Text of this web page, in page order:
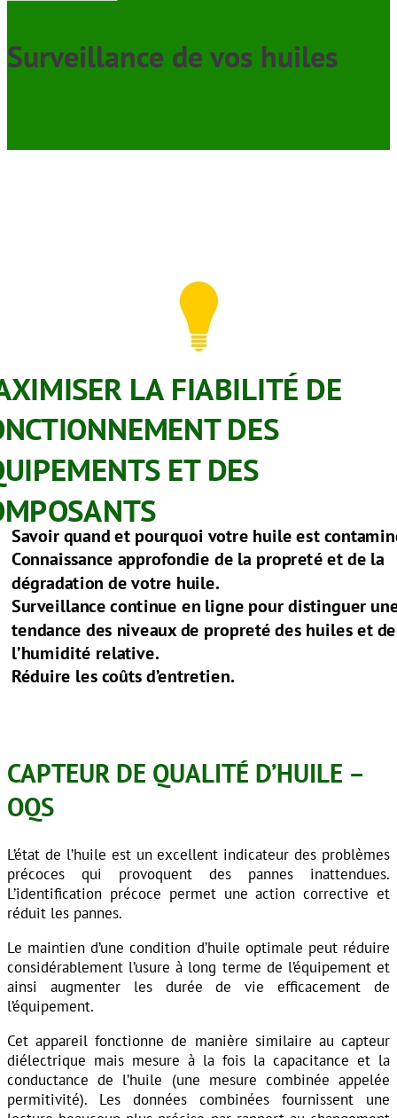
Surveillance de vos huiles
LA FIABILITÉ DE
DES
ET DES
Savoir quand et pourquoi votre huile est
Connaissance approfondie de la propreté et de la
dégradation de votre huile.
Surveillance continue en ligne pour distinguer
tendance des niveaux de propreté des huiles et de
l’humidité relative.
Réduire les coûts d’entretien.
CAPTEUR DE QUALITÉ D’HUILE –
OQS
L’état de l’huile est un excellent indicateur des problèmes
précoces qui provoquent des pannes inattendues.
L’identification précoce permet une action corrective et
réduit les pannes.
Le maintien d’une condition d’huile optimale peut réduire
considérablement l’usure à long terme de l’équipement et
ainsi augmenter les durée de vie efficacement de
l’équipement.
Cet appareil fonctionne de manière similaire au capteur
diélectrique mais mesure à la fois la capacitance et la
conductance de l’huile (une mesure combinée appelée
permitivité). Les données combinées fournissent une